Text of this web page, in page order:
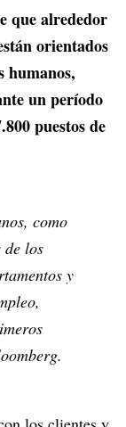
que alrededor
orientados
humanos,
un período
puestos de
como
de los
y